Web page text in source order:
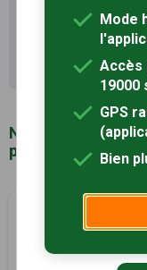
Saturnin-du-Limet
Recherche
Notre sélection de
proximité de
Circuit des
à 2km
Renazé, Mayenne
Mode
Accès
19000
GPS
Bien